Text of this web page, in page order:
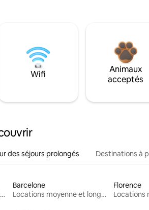
Wifi
Animaux
acceptés
des séjours prolongés Destinations à
Locations moyenne et longue durée
Barcelone
Locations moyenne et longue durée
Florence